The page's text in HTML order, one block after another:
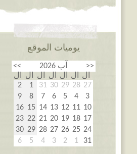
يوميات الموقع
<< آب 2026
>>
ال
ال ال ال ال ال
ال
27
28
29
30
31
1
2
3
4
5
6
7
8
9
10
11
12
13
14
15
16
17
18
19
20
21
22
23
24
25
26
27
28
29
30
31
1
2
3
4
5
6